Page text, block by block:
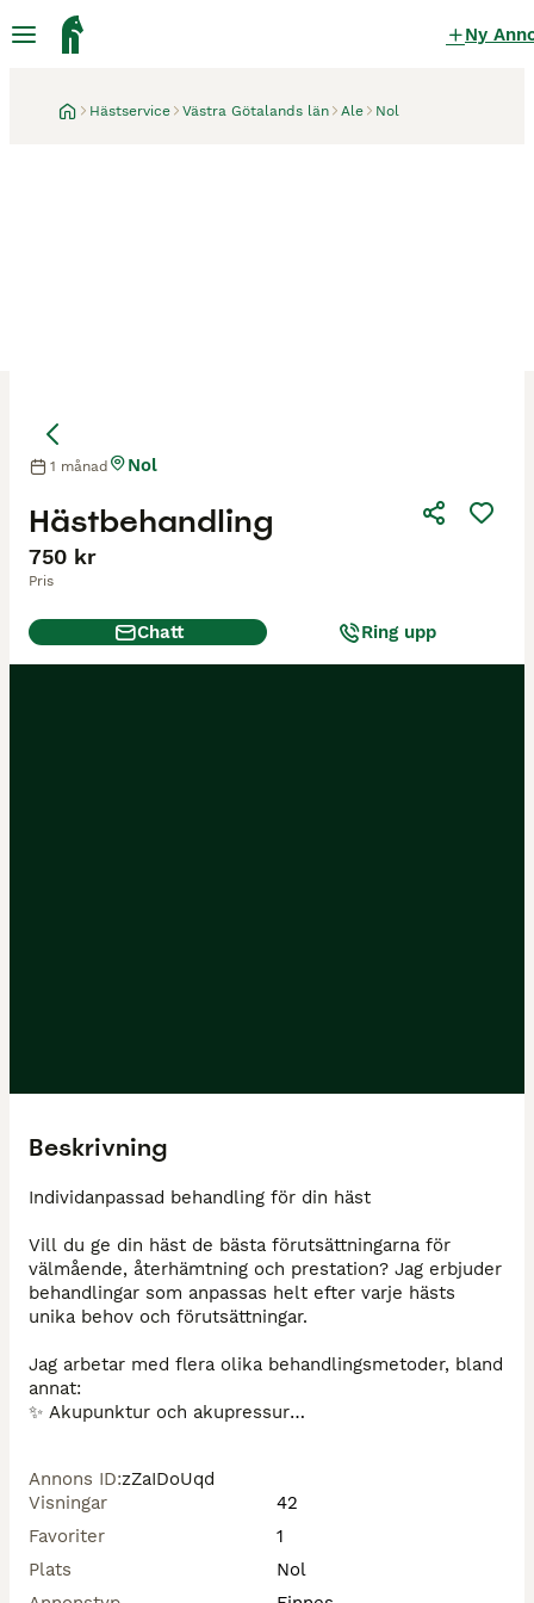
Ny
Hästservice Västra Götalands län Ale Nol
750 kr
Pris
Hästbehandling
1 månad Nol
Chatt Ring upp
Beskrivning
Individanpassad behandling för din häst
Vill du ge din häst de bästa förutsättningarna för
välmående, återhämtning och prestation? Jag erbjuder
behandlingar som anpassas helt efter varje hästs
unika behov och förutsättningar.
Jag arbetar med flera olika behandlingsmetoder, bland
annat:
✨ Akupunktur och akupressur
✨ Massage
✨ Lymfmassage
att främja rörlighet, minska spänningar och stödja
Annons ID:zZaIDoUqd
Visningar
42
Favoriter
1
Plats
Nol